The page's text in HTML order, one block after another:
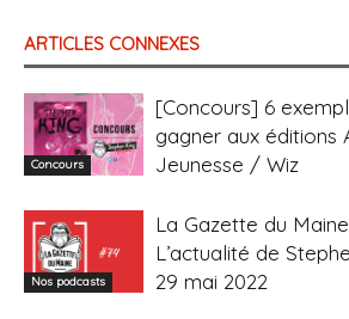
ARTICLES CONNEXES
Concours
[Concours] 6
gagner aux éditions
Jeunesse / Wiz
Nos podcasts
La Gazette du
L’actualité de
29 mai 2022